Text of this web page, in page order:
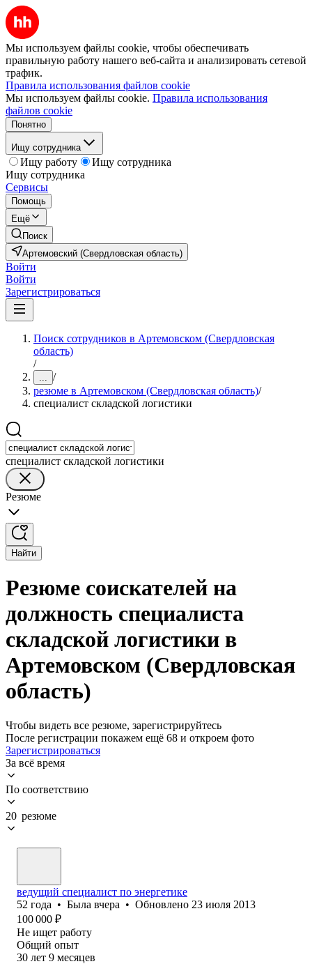
Мы используем файлы cookie, чтобы обеспечивать
правильную работу нашего веб-сайта и анализировать сетевой
трафик.
Правила использования файлов cookie
Мы используем файлы cookie. Правила использования
файлов cookie
Понятно
Ищу сотрудника
Ищу работу
Ищу сотрудника
Ищу сотрудника
Сервисы
Помощь
Ещё
Поиск
Артемовский (Свердловская область)
Войти
Войти
Зарегистрироваться
Поиск сотрудников в Артемовском (Свердловская
область)
/
... /
резюме в Артемовском (Свердловская область)/
специалист складской логистики
специалист складской логистики
Резюме
Найти
Резюме соискателей на
должность специалиста
складской логистики в
Артемовском (Свердловская
область)
Чтобы видеть все резюме, зарегистрируйтесь
После регистрации покажем ещё 68 и откроем фото
Зарегистрироваться
За всё время
По соответствию
20 резюме
ведущий специалист по энергетике
52 года • Была вчера • Обновлено 23 июля 2013
100 000 ₽
Не ищет работу
Общий опыт
30 лет 9 месяцев